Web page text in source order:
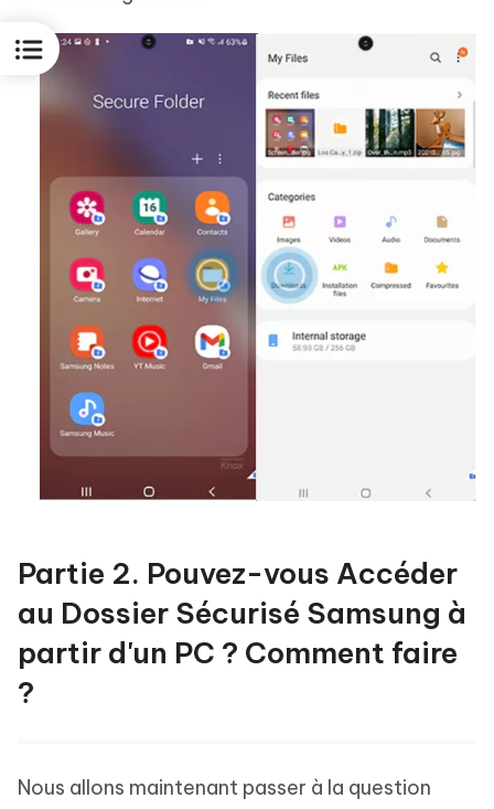
Partie 2. Pouvez-vous Accéder
au Dossier Sécurisé Samsung à
partir d'un PC ? Comment faire
?
Nous allons maintenant passer à la question